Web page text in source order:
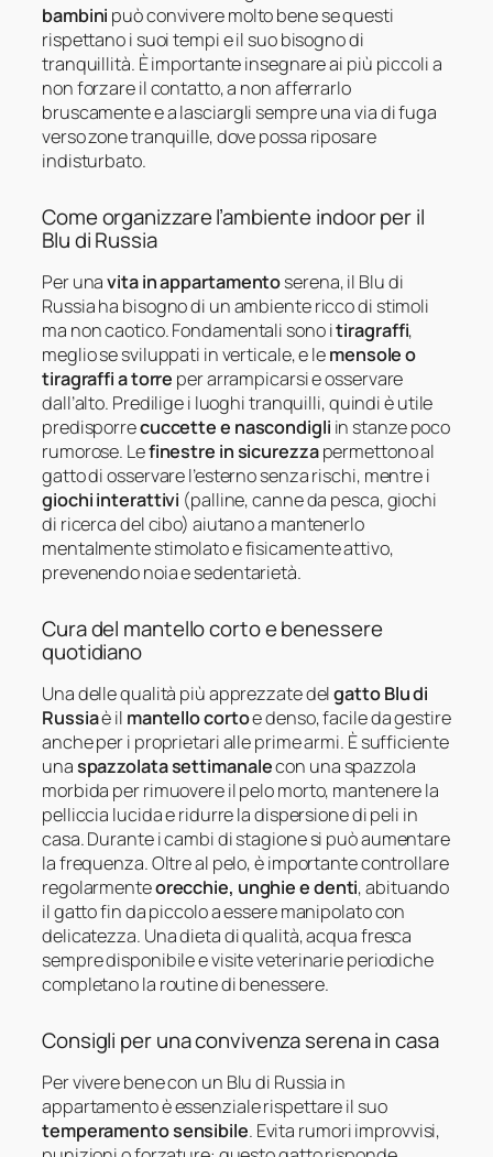
bambini può convivere molto bene se questi
rispettano i suoi tempi e il suo bisogno di
tranquillità. È importante insegnare ai più piccoli a
non forzare il contatto, a non afferrarlo
bruscamente e a lasciargli sempre una via di fuga
verso zone tranquille, dove possa riposare
indisturbato.
Come organizzare l’ambiente indoor per il
Blu di Russia
Per unavita in appartamentoserena, il Blu di
Russia ha bisogno di un ambiente ricco di stimoli
ma non caotico. Fondamentali sono itiragraffi,
meglio se sviluppati in verticale, e lemensole o
tiragraffi a torre per arrampicarsi e osservare
dall’alto. Predilige i luoghi tranquilli, quindi è utile
predisporrecuccette e nascondigli in stanze poco
rumorose. Lefinestre in sicurezzapermettono al
gatto di osservare l’esterno senza rischi, mentre i
giochi interattivi (palline, canne da pesca, giochi
di ricerca del cibo) aiutano a mantenerlo
mentalmente stimolato e fisicamente attivo,
prevenendo noia e sedentarietà.
Cura del mantello corto e benessere
quotidiano
Una delle qualità più apprezzate delgatto Blu di
Russiaè il mantello cortoe denso, facile da gestire
anche per i proprietari alle prime armi. È sufficiente
unaspazzolata settimanalecon una spazzola
morbida per rimuovere il pelo morto, mantenere la
pelliccia lucida e ridurre la dispersione di peli in
casa. Durante i cambi di stagione si può aumentare
la frequenza. Oltre al pelo, è importante controllare
regolarmenteorecchie, unghie e denti, abituando
il gatto fin da piccolo a essere manipolato con
delicatezza. Una dieta di qualità, acqua fresca
sempre disponibile e visite veterinarie periodiche
completano la routine di benessere.
Consigli per una convivenza serena in casa
Per vivere bene con un Blu di Russia in
appartamento è essenziale rispettare il suo
temperamento sensibile. Evita rumori improvvisi,